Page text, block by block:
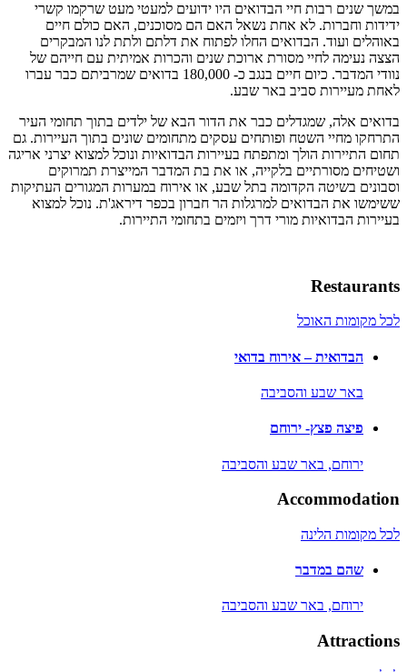
במשך שנים רבות חיי הבדואים היו ידועים למעטי מעט שרקמו קשרי
ידידות וחברות. לא אחת נשאל האם הם מסוכנים, האם כולם חיים
באוהלים ועוד. הבדואים החלו לפתוח את דלתם ולתת לנו המבקרים
הצצה נעימה לחיי מסורת ארוכת שנים והכרות אמיתית עם חייהם של
נוודי המדבר. כיום חיים בנגב כ- 180,000 בדואים שמרביתם כבר עברו
לאחת מעיירות סביב באר שבע.
בדואים אלה, שמגדלים כבר את הדור הבא של ילדים בתוך תחומי העיר
התרחקו מחיי השטח ופותחים עסקים מתחומים שונים בתוך העיירות. גם
תחום התיירות הולך ומתפתח בעיירות הבדואיות ונוכל למצוא יצרני אריגה
ושטיחים מסורתיים בלקייה, או את בת המדבר המייצרת תמרוקים
וסבונים בשיטה הקדומה בתל שבע, או אירוח במערות המגורים העתיקות
ששימשו את הבדואים למרגלות הר חברון בכפר דיראג'ת. נוכל למצוא
בעיירות הבדואיות מורי דרך ויזמים בתחומי התיירות.
Restaurants
לכל מקומות האוכל
הבדואית – אירוח בדואי
באר שבע והסביבה
פיצה פצץ- ירוחם
ירוחם, באר שבע והסביבה
Accommodation
לכל מקומות הלינה
שהם במדבר
ירוחם, באר שבע והסביבה
Attractions